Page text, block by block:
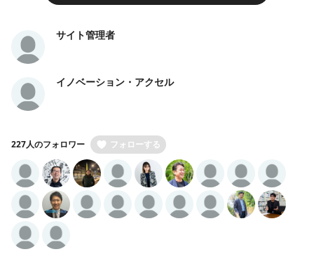
サイト管理者
イノベーション・アクセル
227人のフォロワー フォローする